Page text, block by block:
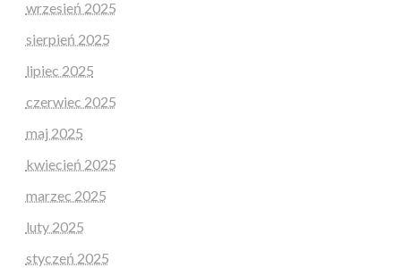
wrzesień 2025
sierpień 2025
lipiec 2025
czerwiec 2025
maj 2025
kwiecień 2025
marzec 2025
luty 2025
styczeń 2025